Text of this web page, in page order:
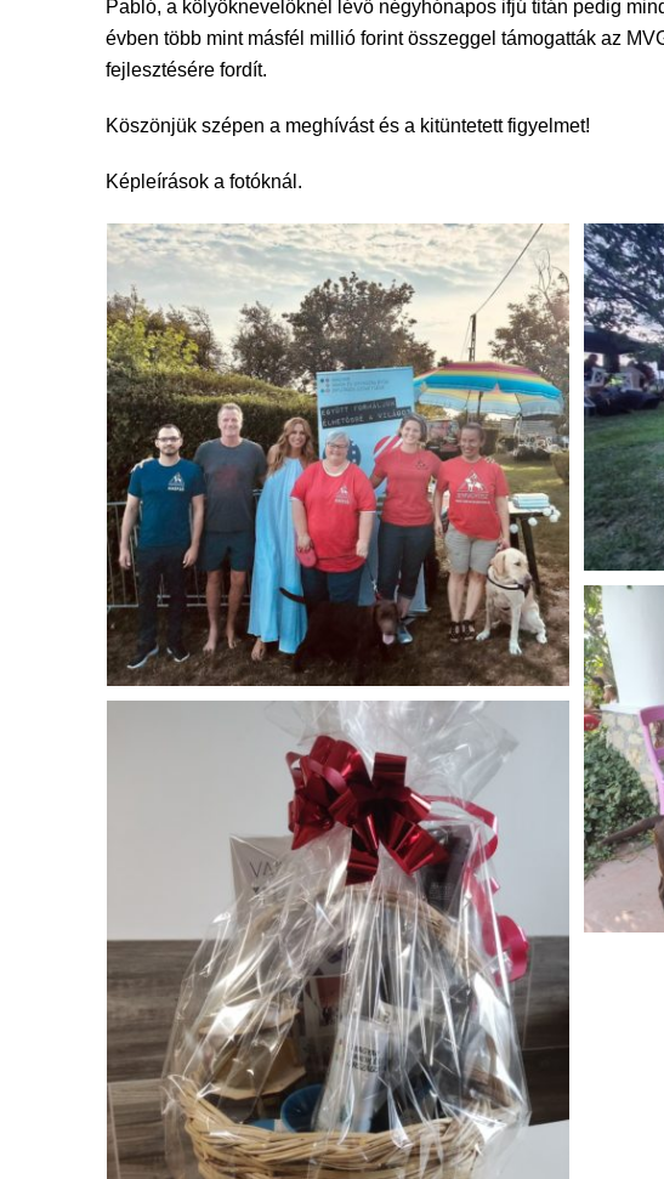
Pabló, a kölyöknevelőknél lévő négyhónapos ifjú titán pedig
évben több mint másfél millió forint összeggel támogatták az
fejlesztésére fordít.
Köszönjük szépen a meghívást és a kitüntetett figyelmet!
Képleírások a fotóknál.